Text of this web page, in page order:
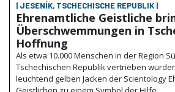
| JESENÍK, TSCHECHISCHE REPUBLIK |
Ehrenamtliche Geistliche
Überschwemmungen in
Hoffnung
Als etwa 10.000 Menschen in der Region
Tschechischen Republik vertrieben
leuchtend gelben Jacken der Scientology